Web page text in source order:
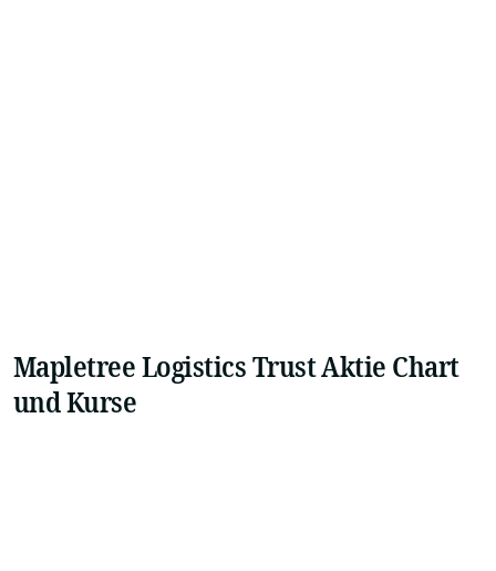
Mapletree Logistics Trust Aktie Chart
und Kurse